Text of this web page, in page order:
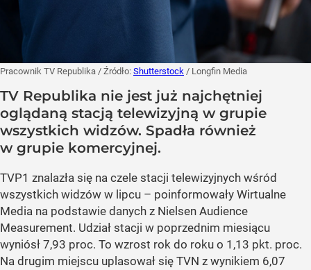
Pracownik TV Republika / Źródło: Shutterstock / Longfin Media
TV Republika nie jest już najchętniej
oglądaną stacją telewizyjną w grupie
wszystkich widzów. Spadła również
w grupie komercyjnej.
TVP1 znalazła się na czele stacji telewizyjnych wśród
wszystkich widzów w lipcu – poinformowały Wirtualne
Media na podstawie danych z Nielsen Audience
Measurement. Udział stacji w poprzednim miesiącu
wyniósł 7,93 proc. To wzrost rok do roku o 1,13 pkt. proc.
Na drugim miejscu uplasował się TVN z wynikiem 6,07